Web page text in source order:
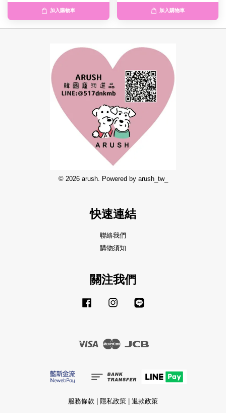
加入購物車 加入購物車
© 2026 arush. Powered by arush_tw_
快速連結
聯絡我們
購物須知
關注我們
Facebook Instagram
Visa Master
服務條款 隱私政策 退款政策